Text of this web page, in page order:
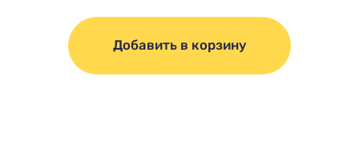
Добавить в корзину